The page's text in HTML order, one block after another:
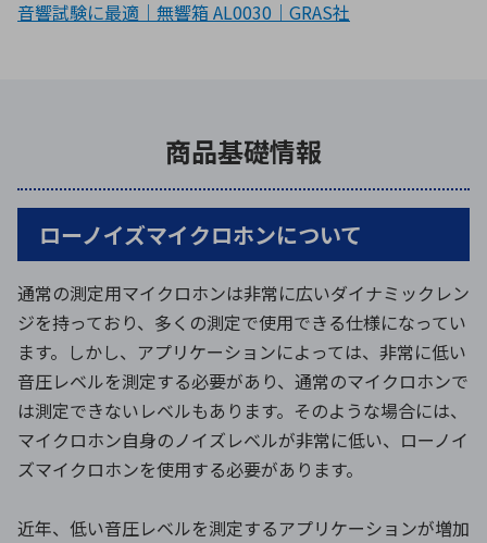
音響試験に最適｜無響箱 AL0030｜GRAS社
商品基礎情報
ローノイズマイクロホンについて
通常の測定用マイクロホンは非常に広いダイナミックレン
ジを持っており、多くの測定で使用できる仕様になってい
ます。しかし、アプリケーションによっては、非常に低い
音圧レベルを測定する必要があり、通常のマイクロホンで
は測定できないレベルもあります。そのような場合には、
マイクロホン自身のノイズレベルが非常に低い、ローノイ
ズマイクロホンを使用する必要があります。
近年、低い音圧レベルを測定するアプリケーションが増加